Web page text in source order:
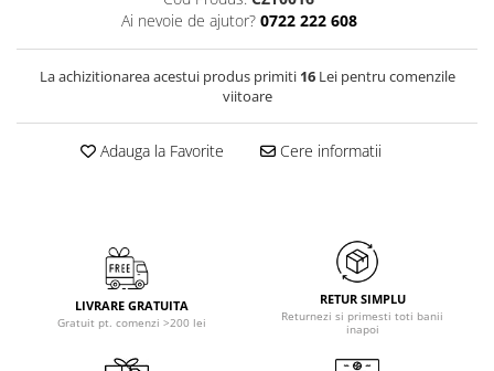
Ai nevoie de ajutor? 0722 222 608
La achizitionarea acestui produs primiti 16Lei pentru comenzile
viitoare
Adauga la Favorite Cere informatii
LIVRARE GRATUITA
Gratuit pt. comenzi >200 lei
RETUR SIMPLU
Returnezi si primesti toti banii
inapoi